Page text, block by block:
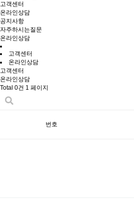
고객센터
온라인상담
공지사항
자주하시는질문
온라인상담
고객센터
온라인상담
고객센터
온라인상담
Total 0건 1 페이지
번호